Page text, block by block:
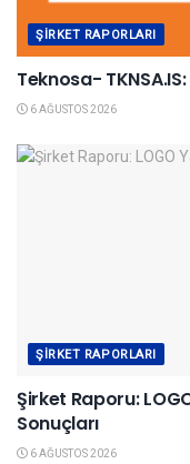
ŞIRKET RAPORLARI
Teknosa-
6 AĞUSTOS 2026
ŞIRKET RAPORLARI
Şirket Raporu:
Sonuçları
6 AĞUSTOS 2026